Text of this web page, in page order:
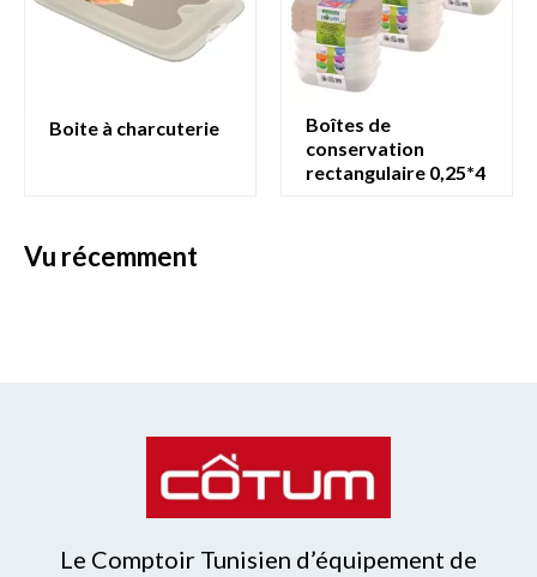
boite à charcuterie
boîtes de
conservation
rectangulaire 0,25*4
vu récemment
Le Comptoir Tunisien d’équipement de